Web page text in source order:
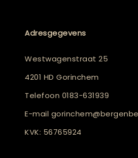
Adresgegevens
Westwagenstraat 25
4201 HD Gorinchem
Telefoon 0183-631939
E-mail
KVK: 56765924